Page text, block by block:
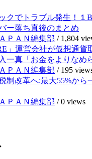
クでトラブル発生！１
ー落ち直後のまとめ
ＰＡＮ編集部 / 1,804
」運営会社が仮想通貨
一真「お金をよりなめ
ＰＡＮ編集部 / 195
制改革へ:最大55%から
ＰＡＮ編集部 /0 views